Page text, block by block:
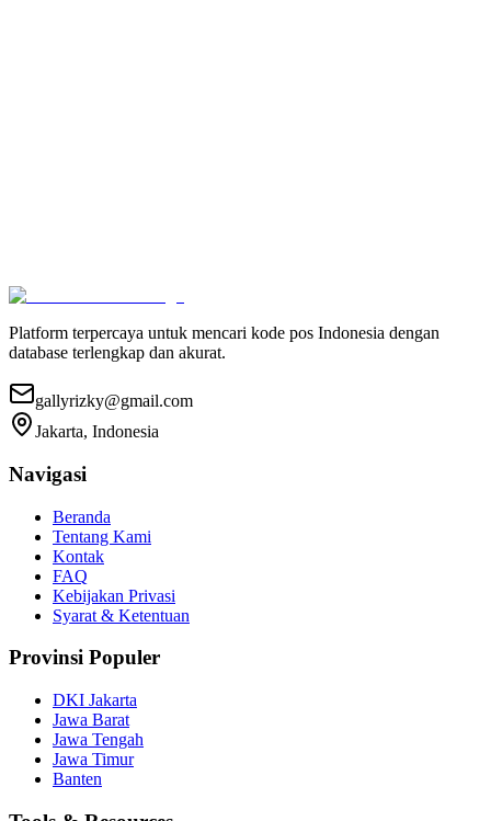
Platform terpercaya untuk mencari kode pos Indonesia dengan
database terlengkap dan akurat.
gallyrizky@gmail.com
Jakarta, Indonesia
Navigasi
Beranda
Tentang Kami
Kontak
FAQ
Kebijakan Privasi
Syarat & Ketentuan
Provinsi Populer
DKI Jakarta
Jawa Barat
Jawa Tengah
Jawa Timur
Banten